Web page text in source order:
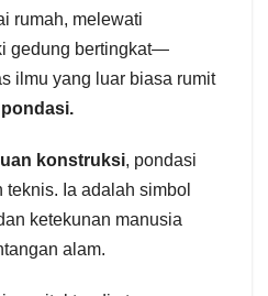
rumah, melewati
gedung bertingkat—
ilmu yang luar biasa rumit
konstruksi, pondasi
Ia adalah simbol
ketekunan manusia
alam.